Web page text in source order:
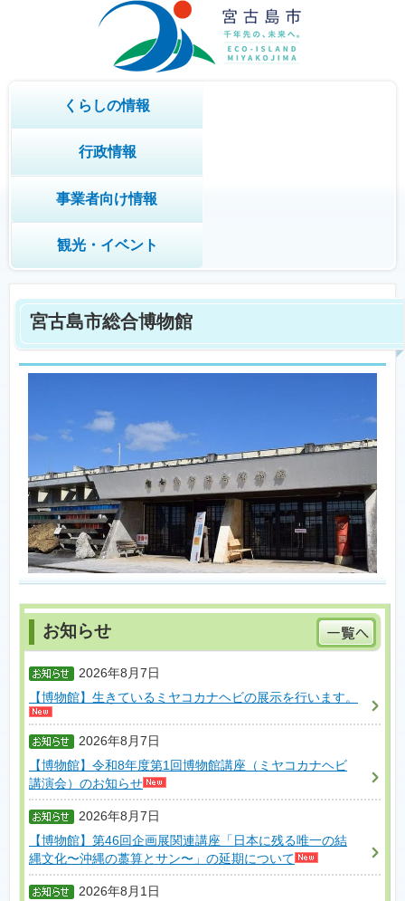
くらしの情報
行政情報
事業者向け情報
観光・イベント
宮古島市総合博物館
2026年8月7日
【博物館】生きているミヤコカナヘビの展示を行います。
2026年8月7日
【博物館】令和8年度第1回博物館講座（ミヤコカナヘビ
講演会）のお知らせ
2026年8月7日
【博物館】第46回企画展関連講座「日本に残る唯一の結
縄文化〜沖縄の藁算とサン〜」の延期について
2026年8月1日